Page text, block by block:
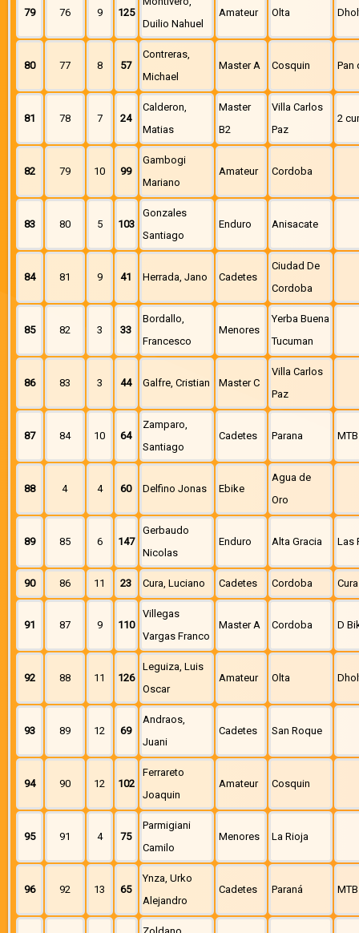
79 76 9 125
Duilio Nahuel
Amateur Olta
80 77 8 57
Contreras,
Michael
Master A Cosquin Pan
81 78 7 24
Calderon,
Matias
Master
B2
Villa Carlos
Paz
2
82 79 10 99
Gambogi
Mariano
Amateur Cordoba
83 80 5 103
Gonzales
Santiago
Enduro Anisacate
84 81 9 41 Herrada, Jano Cadetes
Ciudad De
Cordoba
85 82 3 33
Bordallo,
Francesco
Menores
Yerba Buena
Tucuman
86 83 3 44 Galfre, Cristian Master C
Villa Carlos
Paz
87 84 10 64
Zamparo,
Santiago
Cadetes Parana
88 4 4 60 Delfino Jonas Ebike
Agua de
Oro
89 85 6 147
Gerbaudo
Nicolas
Enduro Alta Gracia Las
90 86 11 23 Cura, Luciano Cadetes Cordoba Cura
91 87 9 110
Villegas
Vargas Franco
Master A Cordoba D
92 88 11 126
Leguiza, Luis
Oscar
Amateur Olta
93 89 12 69
Andraos,
Juani
Cadetes San Roque
94 90 12 102
Ferrareto
Joaquin
Amateur Cosquin
95 91 4 75
Parmigiani
Camilo
Menores La Rioja
96 92 13 65
Ynza, Urko
Alejandro
Cadetes Paraná